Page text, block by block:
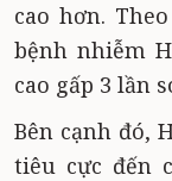
cao hơn.
bệnh nhiễm
cao gấp 3 lần
Bên cạnh đó,
tiêu cực đến